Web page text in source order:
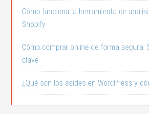
Cómo funciona la herramienta de
Shopify
Cómo comprar online de forma segura:
clave
¿Qué son los asides en WordPress y